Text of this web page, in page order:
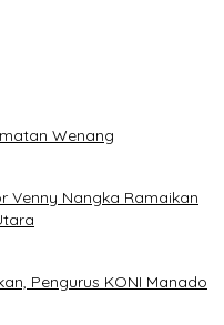
Wenang
Venny Nangka Ramaikan
Pengurus KONI Manado